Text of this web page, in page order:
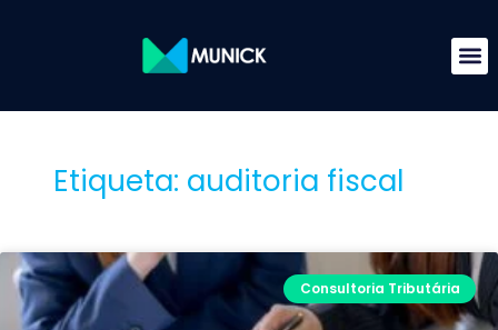
Etiqueta: auditoria fiscal
Consultoria Tributária